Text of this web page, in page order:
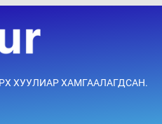
гэв ХУУЛИАР ХАМГААЛАГДСАН.